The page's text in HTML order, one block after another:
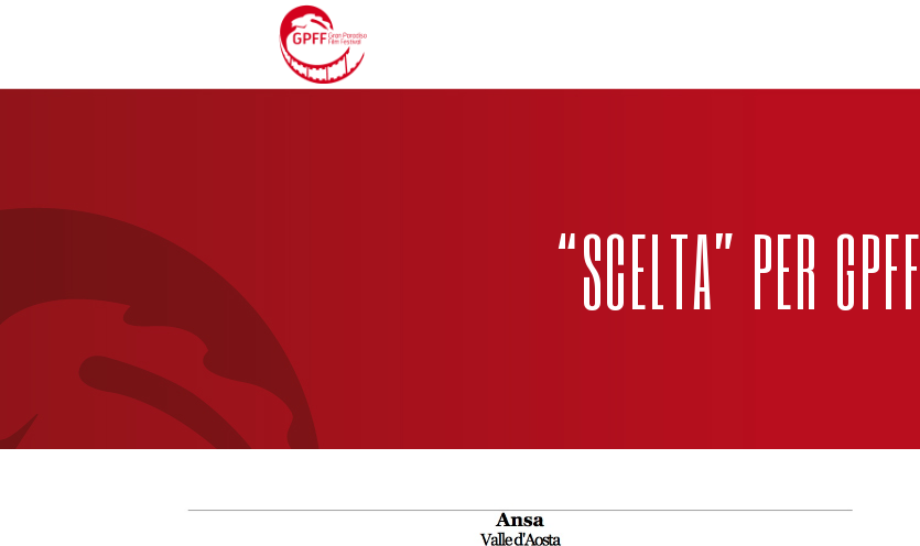
“SCELTA” PER GPFF